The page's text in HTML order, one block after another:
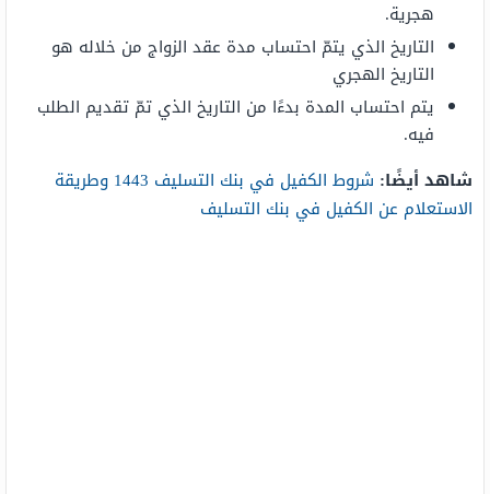
هجرية.
التاريخ الذي يتمّ احتساب مدة عقد الزواج من خلاله هو
التاريخ الهجري
يتم احتساب المدة بدءًا من التاريخ الذي تمّ تقديم الطلب
فيه.
شاهد أيضًا:
شروط الكفيل في بنك التسليف 1443 وطريقة
الاستعلام عن الكفيل في بنك التسليف